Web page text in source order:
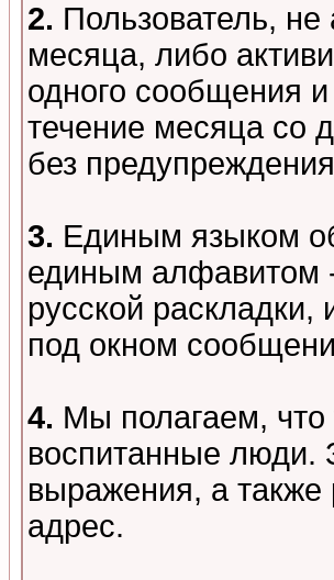
2. Пользователь,
месяца, либо
одного сообщения
течение месяца со
без
3. Единым языком
единым алфавитом
русской
под окном
4. Мы полагаем, что
воспитанные люди.
выражения, а также
адрес.